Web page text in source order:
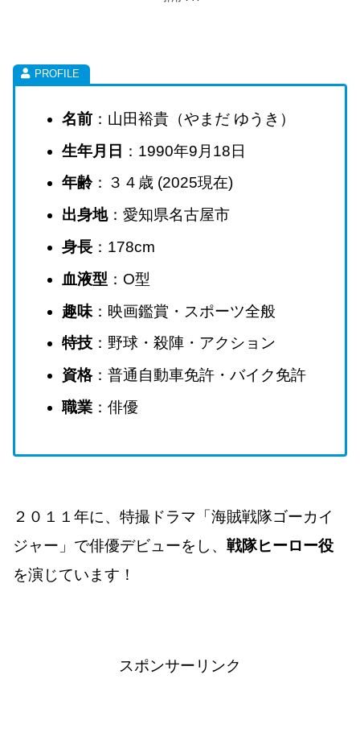
名前 ：山田裕貴（やまだ ゆうき）
生年月日 ：1990年9月18日
年齢：３４歳 (2025現在)
出身地：愛知県名古屋市
身長 ：178cm
血液型 ：O型
趣味 ：映画鑑賞・スポーツ全般
特技 ：野球・殺陣・アクション
資格：普通自動車免許・バイク免許
職業 ：俳優
２０１１年に、特撮ドラマ「海賊戦隊ゴーカイ
ジャー」で俳優デビューをし、 戦隊ヒーロー役
を演じています！
スポンサーリンク